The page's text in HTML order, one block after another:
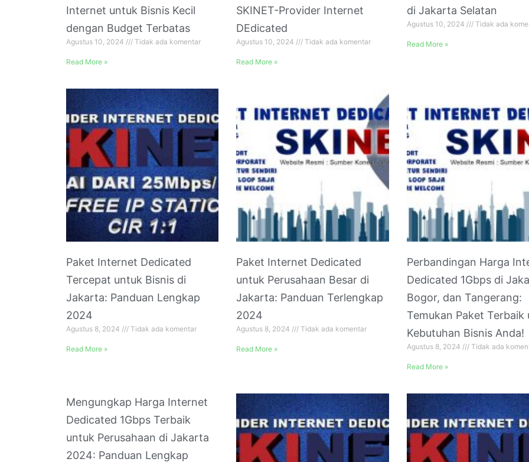
Internet untuk Bisnis Kecil
dengan Budget Terbatas
Agustus 10, 2024 Tidak ada komentar
Read More »
SKINET-Provider Internet
DEdicated
Agustus 10, 2024 Tidak ada komentar
Read More »
di Jakarta Selatan
Agustus 10, 2024 Tidak ada
Read More »
Paket Internet Dedicated
Tercepat untuk Bisnis di
Jakarta: Panduan Lengkap
2024
Agustus 8, 2024 Tidak ada komentar
Read More »
Paket Internet Dedicated
untuk Perusahaan Besar di
Jakarta: Panduan Terlengkap
2024
Agustus 8, 2024 Tidak ada komentar
Read More »
Perbandingan Harga
Dedicated 1Gbps di
Bogor, dan Tangerang:
Temukan Paket Terbaik
Kebutuhan Bisnis Anda!
Agustus 8, 2024 Tidak ada
Read More »
Mengungkap Harga Internet
Dedicated 1Gbps Terbaik
untuk Perusahaan di Jakarta
2024: Panduan Lengkap